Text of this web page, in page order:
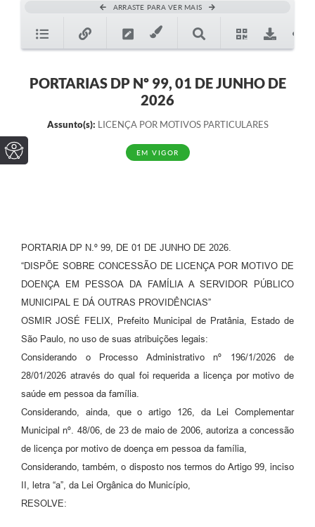
ARRASTE PARA VER MAIS
PORTARIAS DP Nº 99, 01 DE JUNHO DE
2026
Assunto(s): LICENÇA POR MOTIVOS PARTICULARES
EM VIGOR
PORTARIA DP N.º 99, DE 01 DE JUNHO DE 2026.
“DISPÕE SOBRE CONCESSÃO DE LICENÇA POR MOTIVO DE
DOENÇA EM PESSOA DA FAMÍLIA A SERVIDOR PÚBLICO
MUNICIPAL E DÁ OUTRAS PROVIDÊNCIAS”
OSMIR JOSÉ FELIX, Prefeito Municipal de Pratânia, Estado de
São Paulo, no uso de suas atribuições legais:
Considerando o Processo Administrativo nº 196/1/2026 de
28/01/2026 através do qual foi requerida a licença por motivo de
saúde em pessoa da família.
Considerando, ainda, que o artigo 126, da Lei Complementar
Municipal nº. 48/06, de 23 de maio de 2006, autoriza a concessão
de licença por motivo de doença em pessoa da família,
Considerando, também, o disposto nos termos do Artigo 99, inciso
II, letra “a”, da Lei Orgânica do Município,
RESOLVE: